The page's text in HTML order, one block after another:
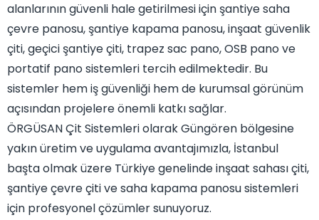
alanlarının güvenli hale getirilmesi için şantiye saha
çevre panosu, şantiye kapama panosu, inşaat güvenlik
çiti, geçici şantiye çiti, trapez sac pano, OSB pano ve
portatif pano sistemleri tercih edilmektedir. Bu
sistemler hem iş güvenliği hem de kurumsal görünüm
açısından projelere önemli katkı sağlar.
ÖRGÜSAN Çit Sistemleri olarak Güngören bölgesine
yakın üretim ve uygulama avantajımızla, İstanbul
başta olmak üzere Türkiye genelinde inşaat sahası çiti,
şantiye çevre çiti ve saha kapama panosu sistemleri
için profesyonel çözümler sunuyoruz.